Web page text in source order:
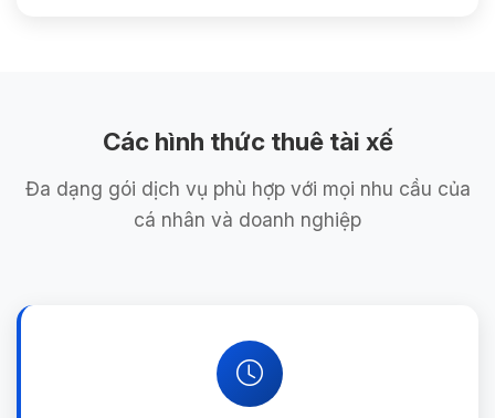
Các hình thức thuê tài xế
Đa dạng gói dịch vụ phù hợp với mọi nhu cầu của
cá nhân và doanh nghiệp